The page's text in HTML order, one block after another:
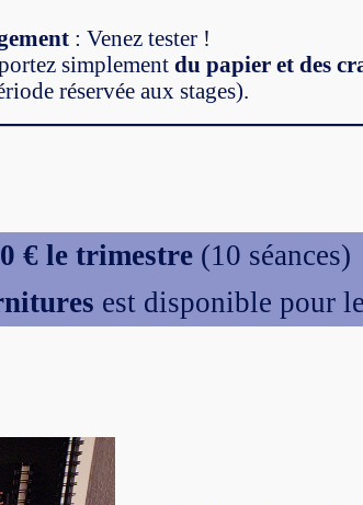
: Venez tester !
simplement du papier et des
réservée aux stages).
€ le trimestre(10 séances)
est disponible pour